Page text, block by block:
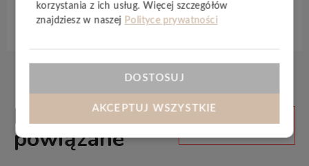
Specyfikacja techniczna
Produkty
powiązane
korzystania z ich usług. Więcej szczegółów
znajdziesz w naszej Polityce prywatności
DOSTOSUJ
AKCEPTUJ WSZYSTKIE